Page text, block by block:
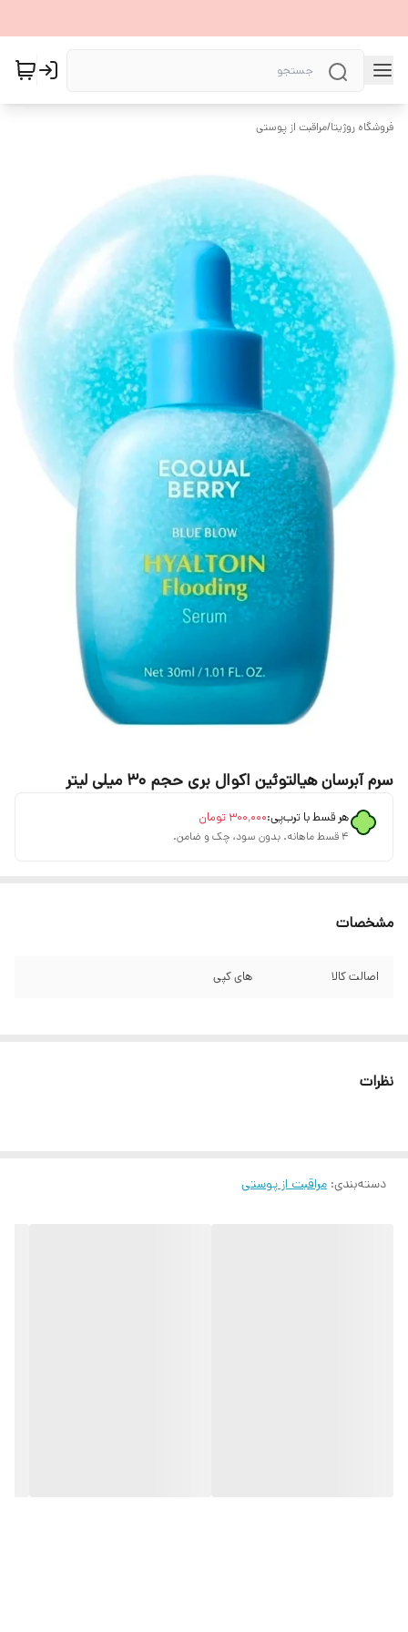
فروشگاه روژیتا/مراقبت از پوستی
سرم آبرسان هیالتوئین اکوال بری حجم ۳۰ میلی لیتر
هر قسط با ترب‌پی:۳۰۰٬۰۰۰ تومان
۴ قسط ماهانه. بدون سود، چک و ضامن.
مشخصات
اصالت کالا های کپی
نظرات
دسته‌بندی: مراقبت از پوستی